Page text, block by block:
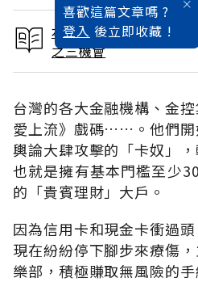
喜歡這篇文章嗎 ?
登入 後立即收藏 !
本文出自 2006 / 3月號
之三機會
台灣的各大金融機構、金
愛上流》戲碼……。他們開
輿論大肆攻擊的「卡奴」
也就是擁有基本門檻至少
的「貴賓理財」大戶。
因為信用卡和現金卡衝過
現在紛紛停下腳步來療傷
樂部，積極賺取無風險的手